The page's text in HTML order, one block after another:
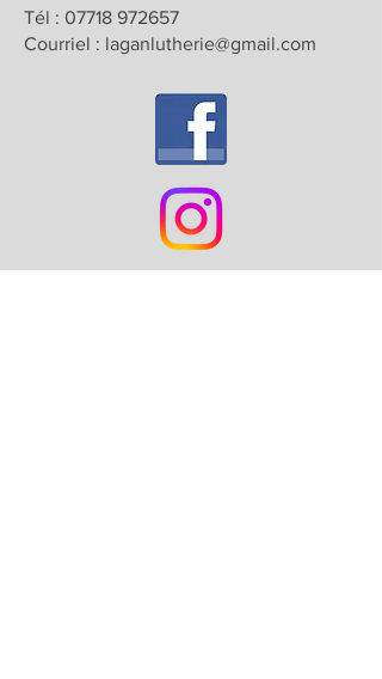
Tél : 07718 972657
Courriel : laganlutherie@gmail.com